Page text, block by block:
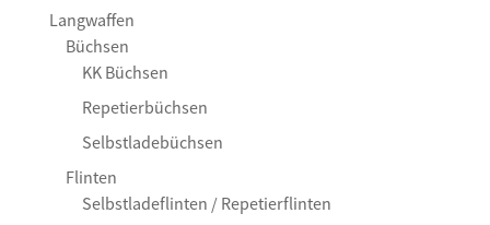
Langwaffen
Büchsen
KK Büchsen
Repetierbüchsen
Selbstladebüchsen
Flinten
Selbstladeflinten / Repetierflinten